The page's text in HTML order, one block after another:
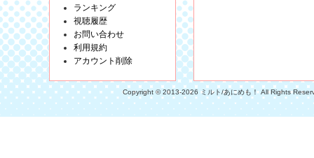
ランキング
視聴履歴
お問い合わせ
利用規約
アカウント削除
Copyright © 2013-2026 ミルト/あにめも！ All Rights